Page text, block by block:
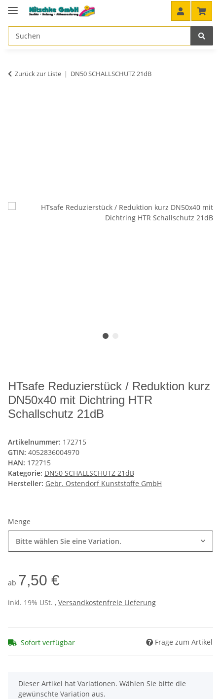
Zurück zur Liste DN50 SCHALLSCHUTZ 21dB
HTsafe Reduzierstück / Reduktion kurz
DN50x40 mit Dichtring HTR
Schallschutz 21dB
Artikelnummer: 172715
GTIN: 4052836004970
HAN: 172715
Kategorie: DN50 SCHALLSCHUTZ 21dB
Hersteller: Gebr. Ostendorf Kunststoffe GmbH
Menge
Bitte wählen Sie eine Variation.
ab 7,50 €
inkl. 19% USt. , Versandkostenfreie Lieferung
Sofort verfügbar Frage zum Artikel
x
Dieser Artikel hat Variationen. Wählen Sie bitte die
gewünschte Variation aus.